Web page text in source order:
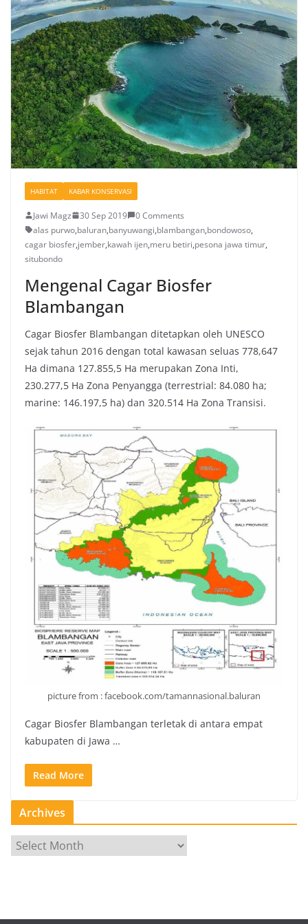
HABITAT KABAR KONSERVASI
Jawi Magz 30 Sep 2019
0 Comments
alas purwo,baluran,banyuwangi,blambangan,bondowoso,
cagar biosfer,jember,kawah ijen,meru betiri,pesona jawa timur,
situbondo
Mengenal Cagar Biosfer
Blambangan
Cagar Biosfer Blambangan ditetapkan oleh UNESCO
sejak tahun 2016 dengan total kawasan seluas 778,647
Ha dimana 127.855,5 Ha merupakan Zona Inti,
230.277,5 Ha Zona Penyangga (terrestrial: 84.080 ha;
marine: 146.197,5 ha) dan 320.514 Ha Zona Transisi.
picture from : facebook.com/tamannasional.baluran
Cagar Biosfer Blambangan terletak di antara empat
kabupaten di Jawa …
Read More
Archives
r